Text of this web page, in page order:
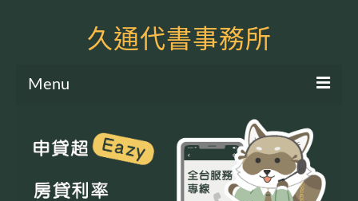
久通代書事務所
Menu
土地二胎申貸
房屋二胎申貸